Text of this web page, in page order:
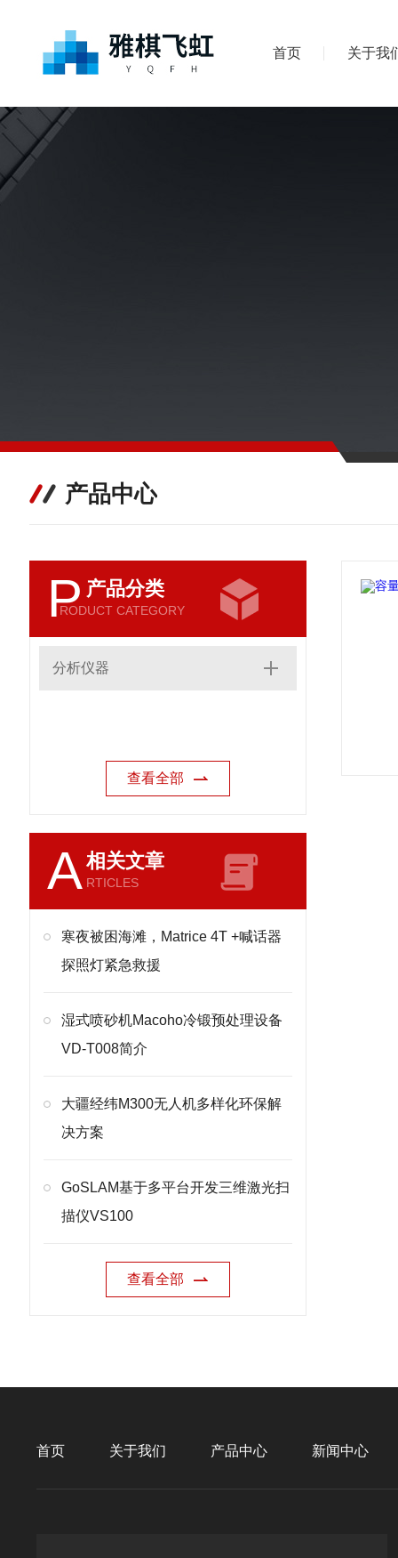
首页 关于我
产品中心
P 产品分类
RODUCT CATEGORY
分析仪器
查看全部
A相关文章
RTICLES
寒夜被困海滩，Matrice 4T +喊话器
探照灯紧急救援
湿式喷砂机Macoho冷锻预处理设备
VD-T008简介
大疆经纬M300无人机多样化环保解
决方案
GoSLAM基于多平台开发三维激光扫
描仪VS100
查看全部
首页 关于我们 产品中心 新闻中心